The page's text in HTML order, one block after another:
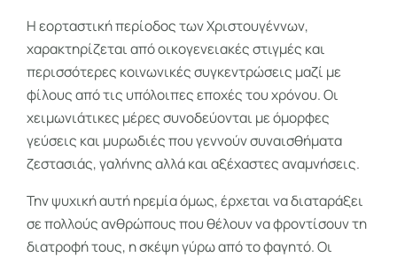
Η εορταστική περίοδος των Χριστουγέννων,
χαρακτηρίζεται από οικογενειακές στιγμές και
περισσότερες κοινωνικές συγκεντρώσεις μαζί με
φίλους από τις υπόλοιπες εποχές του χρόνου. Οι
χειμωνιάτικες μέρες συνοδεύονται με όμορφες
γεύσεις και μυρωδιές που γεννούν συναισθήματα
ζεστασιάς, γαλήνης αλλά και αξέχαστες αναμνήσεις.
Την ψυχική αυτή ηρεμία όμως, έρχεται να διαταράξει
σε πολλούς ανθρώπους που θέλουν να φροντίσουν τη
διατροφή τους, η σκέψη γύρω από το φαγητό. Οι